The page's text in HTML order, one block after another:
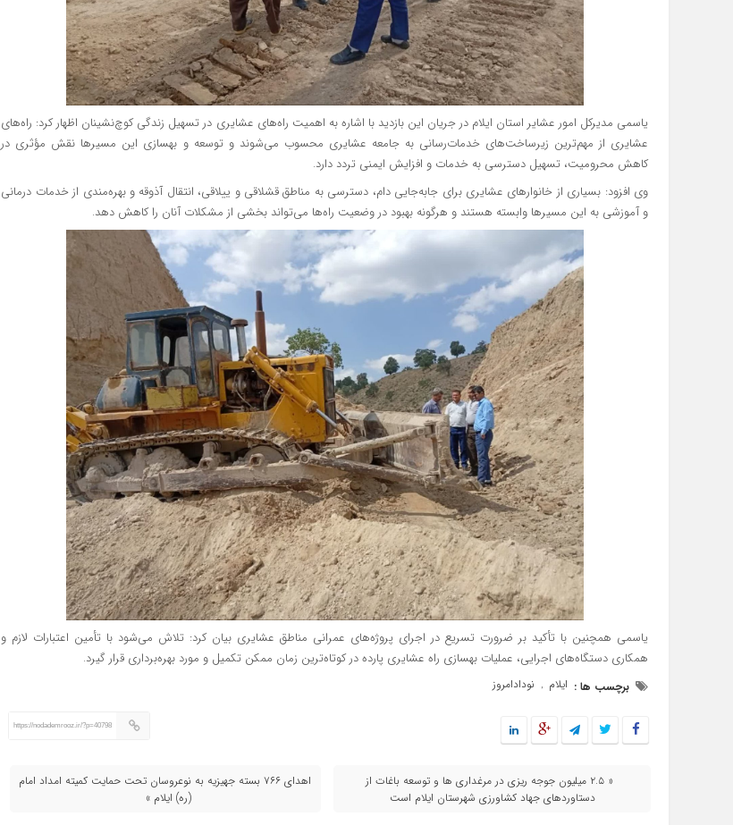
یاسمی مدیرکل امور عشایر استان ایلام در جریان این بازدید با اشاره به اهمیت راه‌های عشایری در تسهیل زندگی کوچ‌نشینان اظهار کرد: راه‌های
عشایری از مهم‌ترین زیرساخت‌های خدمات‌رسانی به جامعه عشایری محسوب می‌شوند و توسعه و بهسازی این مسیرها نقش مؤثری در
کاهش محرومیت، تسهیل دسترسی به خدمات و افزایش ایمنی تردد دارد.
وی افزود: بسیاری از خانوارهای عشایری برای جابه‌جایی دام، دسترسی به مناطق قشلاقی و ییلاقی، انتقال آذوقه و بهره‌مندی از خدمات درمانی
و آموزشی به این مسیرها وابسته هستند و هرگونه بهبود در وضعیت راه‌ها می‌تواند بخشی از مشکلات آنان را کاهش دهد.
یاسمی همچنین با تأکید بر ضرورت تسریع در اجرای پروژه‌های عمرانی مناطق عشایری بیان کرد: تلاش می‌شود با تأمین اعتبارات لازم و
همکاری دستگاه‌های اجرایی، عملیات بهسازی راه عشایری پارده در کوتاه‌ترین زمان ممکن تکمیل و مورد بهره‌برداری قرار گیرد.
برچسب ها : ایلام , نودادامروز
https://nodademrooz.ir/?p=40798
« ۲.۵ میلیون جوجه ریزی در مرغداری ها و توسعه باغات از
دستاوردهای جهاد کشاورزی شهرستان ایلام است
اهدای ۷۶۶ بسته جهیزیه به نوعروسان تحت حمایت کمیته امداد امام
(ره) ایلام »